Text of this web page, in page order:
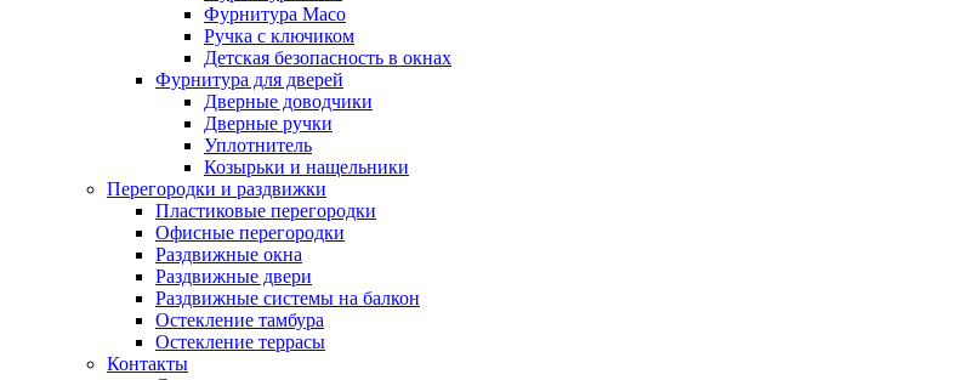
Фурнитура Maco
Ручка с ключиком
Детская безопасность в окнах
Фурнитура для дверей
Дверные доводчики
Дверные ручки
Уплотнитель
Козырьки и нащельники
Перегородки и раздвижки
Пластиковые перегородки
Офисные перегородки
Раздвижные окна
Раздвижные двери
Раздвижные системы на балкон
Остекление тамбура
Остекление террасы
Контакты